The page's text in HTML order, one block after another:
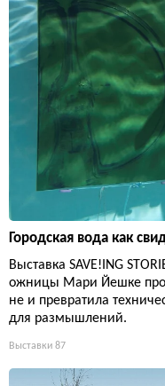
Городская вода как
Выставка SAVE!ING
ожницы Мари Йешке
не и превратила
для размышлений.
Выставки 87